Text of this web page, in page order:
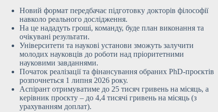
Новий формат передбачає підготовку докторів філософії
навколо реального дослідження.
На це нададуть гроші, команду, буде план виконання та
очікувані результати.
Університети та наукові установи зможуть залучити
молодих науковців до роботи над пріоритетними
науковими завданнями.
Початок реалізації та фінансування обраних PhD-проєктів
розпочнеться 1 липня 2026 року.
Аспірант отримуватиме до 25 тисяч гривень на місяць, а
керівник проєкту – до 4,4 тисячі гривень на місяць (з
урахуванням доплат).